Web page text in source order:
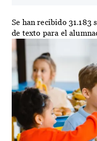
Se han recibido 31.183
de texto para el